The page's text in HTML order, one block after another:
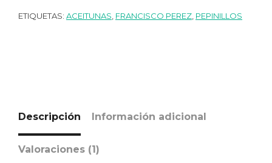
ETIQUETAS: ACEITUNAS FRANCISCO PEREZ PEPINILLOS
Descripción Información adicional
Valoraciones (1)